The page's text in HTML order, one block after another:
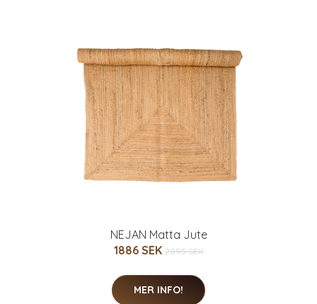
NEJAN Matta Jute
1886 SEK 2095 SEK
MER INFO!